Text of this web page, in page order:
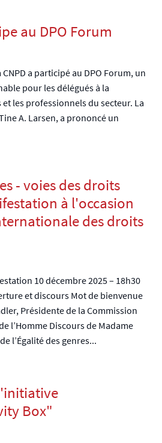
au DPO Forum
a participé au DPO Forum, un
pour les délégués à la
les professionnels du secteur. La
A. Larsen, a prononcé un
- voies des droits
à l'occasion
des droits
10 décembre 2025 – 18h30
et discours Mot de bienvenue
Présidente de la Commission
l’Homme Discours de Madame
l’Égalité des genres...
Box"